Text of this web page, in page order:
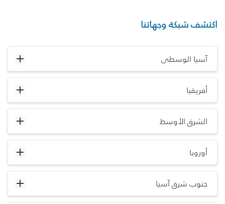
اكتشف شبكة وجهاتنا
آسيا الوسطى
أفريقيا
الشرق الأوسط
أوروبا
جنوب شرق آسيا